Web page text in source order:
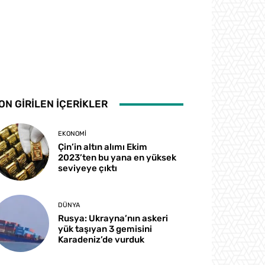
GİRİLEN İÇERİKLER
EKONOMI
Çin’in altın alımı Ekim
2023’ten bu yana en yüksek
seviyeye çıktı
DÜNYA
Rusya: Ukrayna’nın askeri
yük taşıyan 3 gemisini
Karadeniz’de vurduk